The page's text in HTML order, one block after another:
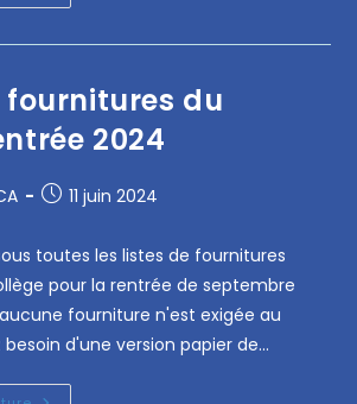
fournitures du
2024
11 juin 2024
toutes les listes de fournitures
pour la rentrée de septembre
fourniture n'est exigée au
besoin d'une version papier de…